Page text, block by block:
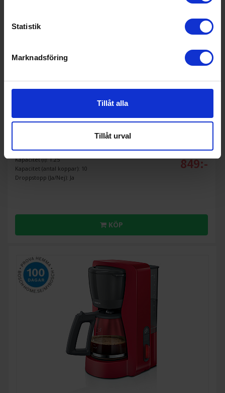
Statistik
Marknadsföring
Tillåt alla
Tillåt urval
TKA3M133 MyMoment
Kapacitet (l): 1.25
Kapacitet (antal koppar): 10
Droppstopp (Ja/Nej): Ja
849:-
KÖP